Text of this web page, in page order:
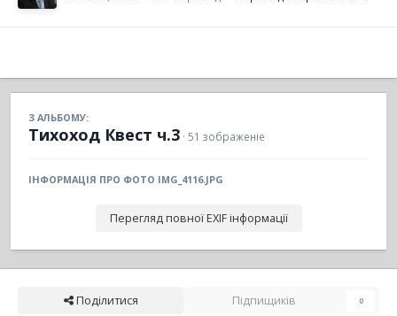
З АЛЬБОМУ:
Тихоход Квест ч.3 · 51 зображеніе
ІНФОРМАЦІЯ ПРО ФОТО IMG_4116.JPG
Перегляд повної EXIF інформації
Поділитися Підпищиків 0